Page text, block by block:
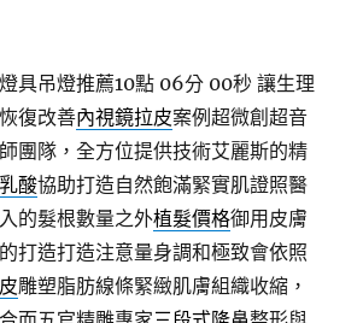
具吊燈推薦10點 06分 00秒 讓生理
復改善內視鏡拉皮案例超微創超音
團隊，全方位提供技術艾麗斯的精
酸協助打造自然飽滿緊實肌證照醫
的髮根數量之外植髮價格御用皮膚
打造打造注意量身調和極致會依照
雕塑脂肪線條緊緻肌膚組織收縮，